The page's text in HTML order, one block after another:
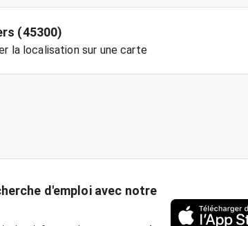
(45300)
la localisation sur une carte
d'emploi avec notre